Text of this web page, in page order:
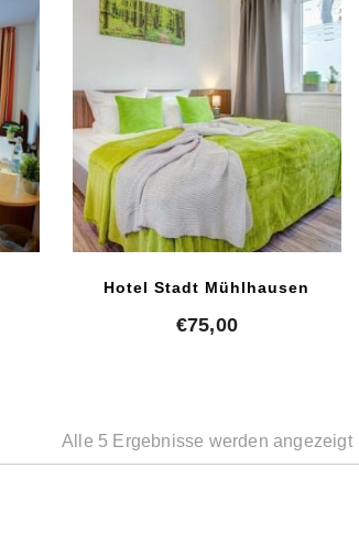
Hotel Stadt Mühlhausen
€75,00
Alle 5 Ergebnisse werden angezeigt